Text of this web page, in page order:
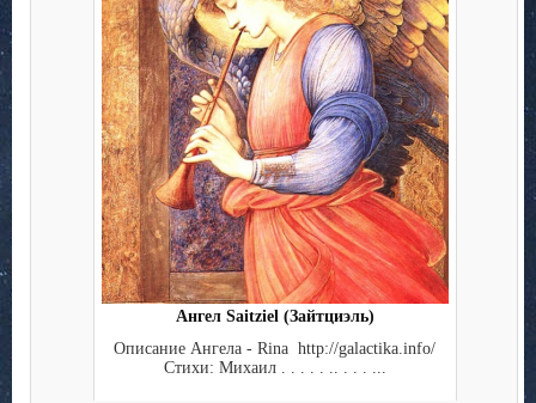
Ангел Saitziel (Зайтциэль)
Описание Ангела - Rina http://galactika.info/
Стихи: Михаил . . . . . .. . . . ...